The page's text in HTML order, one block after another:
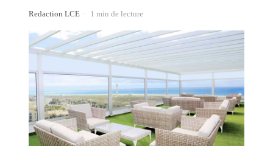
Redaction LCE 1 min de lecture